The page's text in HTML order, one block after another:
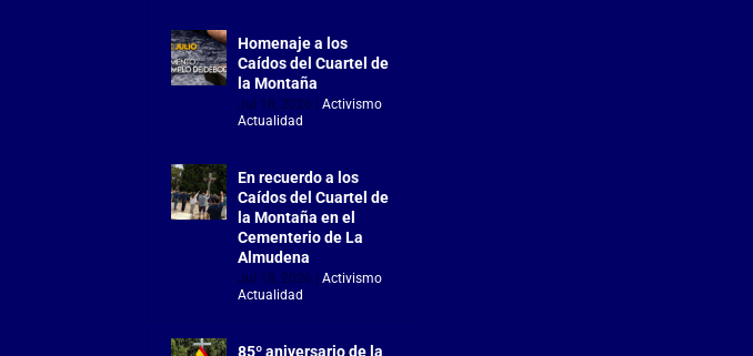
Homenaje a los
Caídos del Cuartel de
la Montaña
Jul 18, 2026 |Activismo,
Actualidad
En recuerdo a los
Caídos del Cuartel de
la Montaña en el
Cementerio de La
Almudena
Jul 18, 2026 |Activismo,
Actualidad
85º aniversario de la